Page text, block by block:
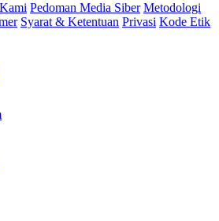
Pedoman Media Siber Metodologi
Syarat & Ketentuan Privasi Kode Etik